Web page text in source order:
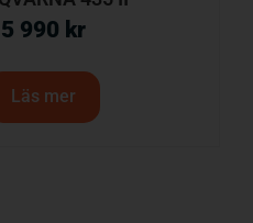
5 990 kr
Läs mer